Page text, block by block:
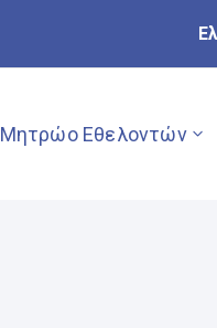
Μητρώο Εθελοντών